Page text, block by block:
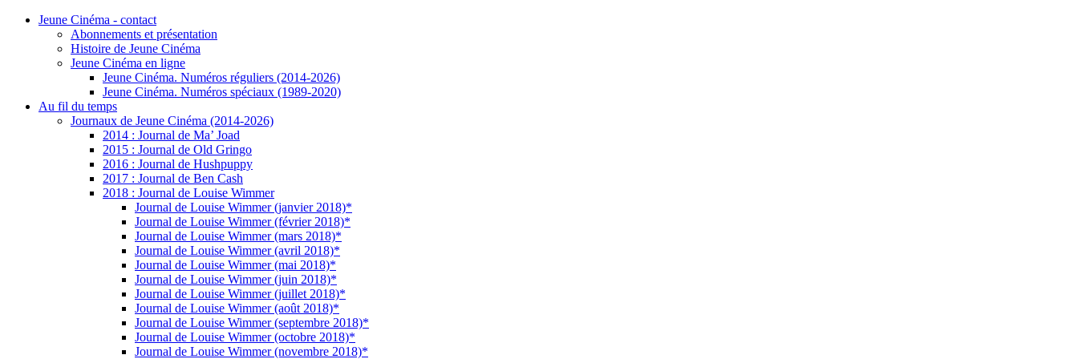
Jeune Cinéma - contact
Abonnements et présentation
Histoire de Jeune Cinéma
Jeune Cinéma en ligne
Jeune Cinéma. Numéros réguliers (2014-2026)
Jeune Cinéma. Numéros spéciaux (1989-2020)
Au fil du temps
Journaux de Jeune Cinéma (2014-2026)
2014 : Journal de Ma’ Joad
2015 : Journal de Old Gringo
2016 : Journal de Hushpuppy
2017 : Journal de Ben Cash
2018 : Journal de Louise Wimmer
Journal de Louise Wimmer (janvier 2018)*
Journal de Louise Wimmer (février 2018)*
Journal de Louise Wimmer (mars 2018)*
Journal de Louise Wimmer (avril 2018)*
Journal de Louise Wimmer (mai 2018)*
Journal de Louise Wimmer (juin 2018)*
Journal de Louise Wimmer (juillet 2018)*
Journal de Louise Wimmer (août 2018)*
Journal de Louise Wimmer (septembre 2018)*
Journal de Louise Wimmer (octobre 2018)*
Journal de Louise Wimmer (novembre 2018)*